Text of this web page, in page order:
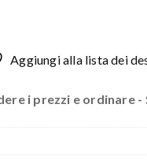
Aggiungi alla lista dei
i prezzi e ordinare